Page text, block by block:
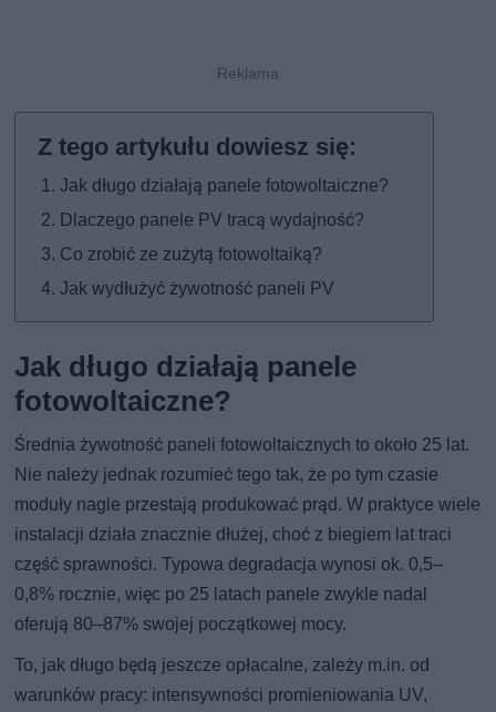
Jak długo działają panele fotowoltaiczne?
Dlaczego panele PV tracą wydajność?
Co zrobić ze zużytą fotowoltaiką?
Jak wydłużyć żywotność paneli PV
Jak długo działają panele
fotowoltaiczne?
Średnia żywotność paneli fotowoltaicznych to około 25 lat.
Nie należy jednak rozumieć tego tak, że po tym czasie
moduły nagle przestają produkować prąd. W praktyce wiele
instalacji działa znacznie dłużej, choć z biegiem lat traci
część sprawności. Typowa degradacja wynosi ok. 0,5–
0,8% rocznie, więc po 25 latach panele zwykle nadal
oferują 80–87% swojej początkowej mocy.
To, jak długo będą jeszcze opłacalne, zależy m.in. od
warunków pracy: intensywności promieniowania UV,